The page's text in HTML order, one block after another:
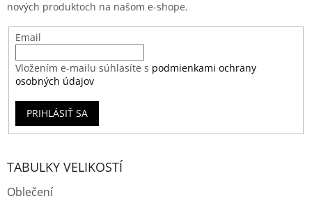
nových produktoch na našom e-shope.
Email
Vložením e-mailu súhlasíte s podmienkami ochrany
osobných údajov
PRIHLÁSIŤ SA
TABULKY VELIKOSTÍ
Oblečení